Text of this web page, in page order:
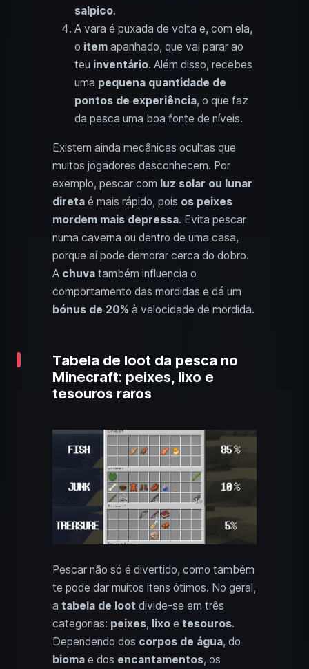
salpico.
A vara é puxada de volta e, com ela,
o item apanhado, que vai parar ao
teu inventário. Além disso, recebes
uma pequena quantidade de
pontos de experiência, o que faz
da pesca uma boa fonte de níveis.
Existem ainda mecânicas ocultas que
muitos jogadores desconhecem. Por
exemplo, pescar com luz solar ou lunar
direta é mais rápido, pois os peixes
mordem mais depressa. Evita pescar
numa caverna ou dentro de uma casa,
porque aí pode demorar cerca do dobro.
A chuva também influencia o
comportamento das mordidas e dá um
bónus de 20% à velocidade de mordida.
Tabela de loot da pesca no
Minecraft: peixes, lixo e
tesouros raros
Pescar não só é divertido, como também
te pode dar muitos itens ótimos. No geral,
a tabela de loot divide-se em três
categorias: peixes, lixo e tesouros.
Dependendo dos corpos de água, do
bioma e dos encantamentos, os